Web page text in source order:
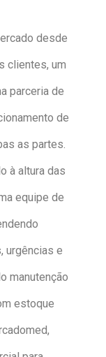
desde
clientes, um
parceria de
de
as partes.
à altura das
equipe de
urgências e
manutenção
estoque